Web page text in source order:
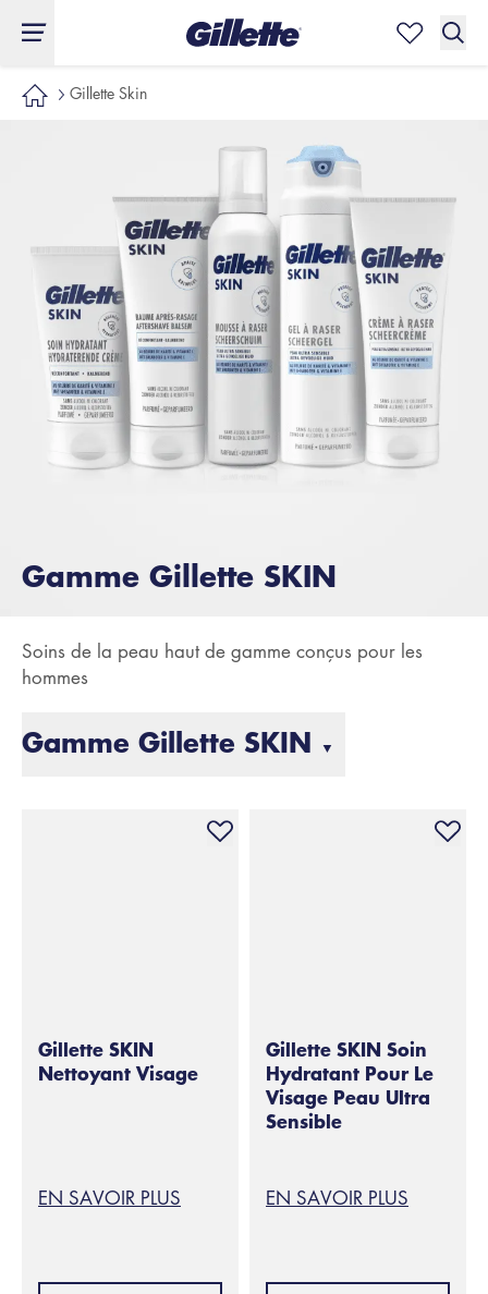
Gillette Skin
Gamme Gillette SKIN
Soins de la peau haut de gamme conçus pour les
hommes
Gamme Gillette SKIN ▼
Gillette SKIN
Nettoyant Visage
EN SAVOIR PLUS
Gillette SKIN Soin
Hydratant Pour Le
Visage Peau Ultra
Sensible
EN SAVOIR PLUS